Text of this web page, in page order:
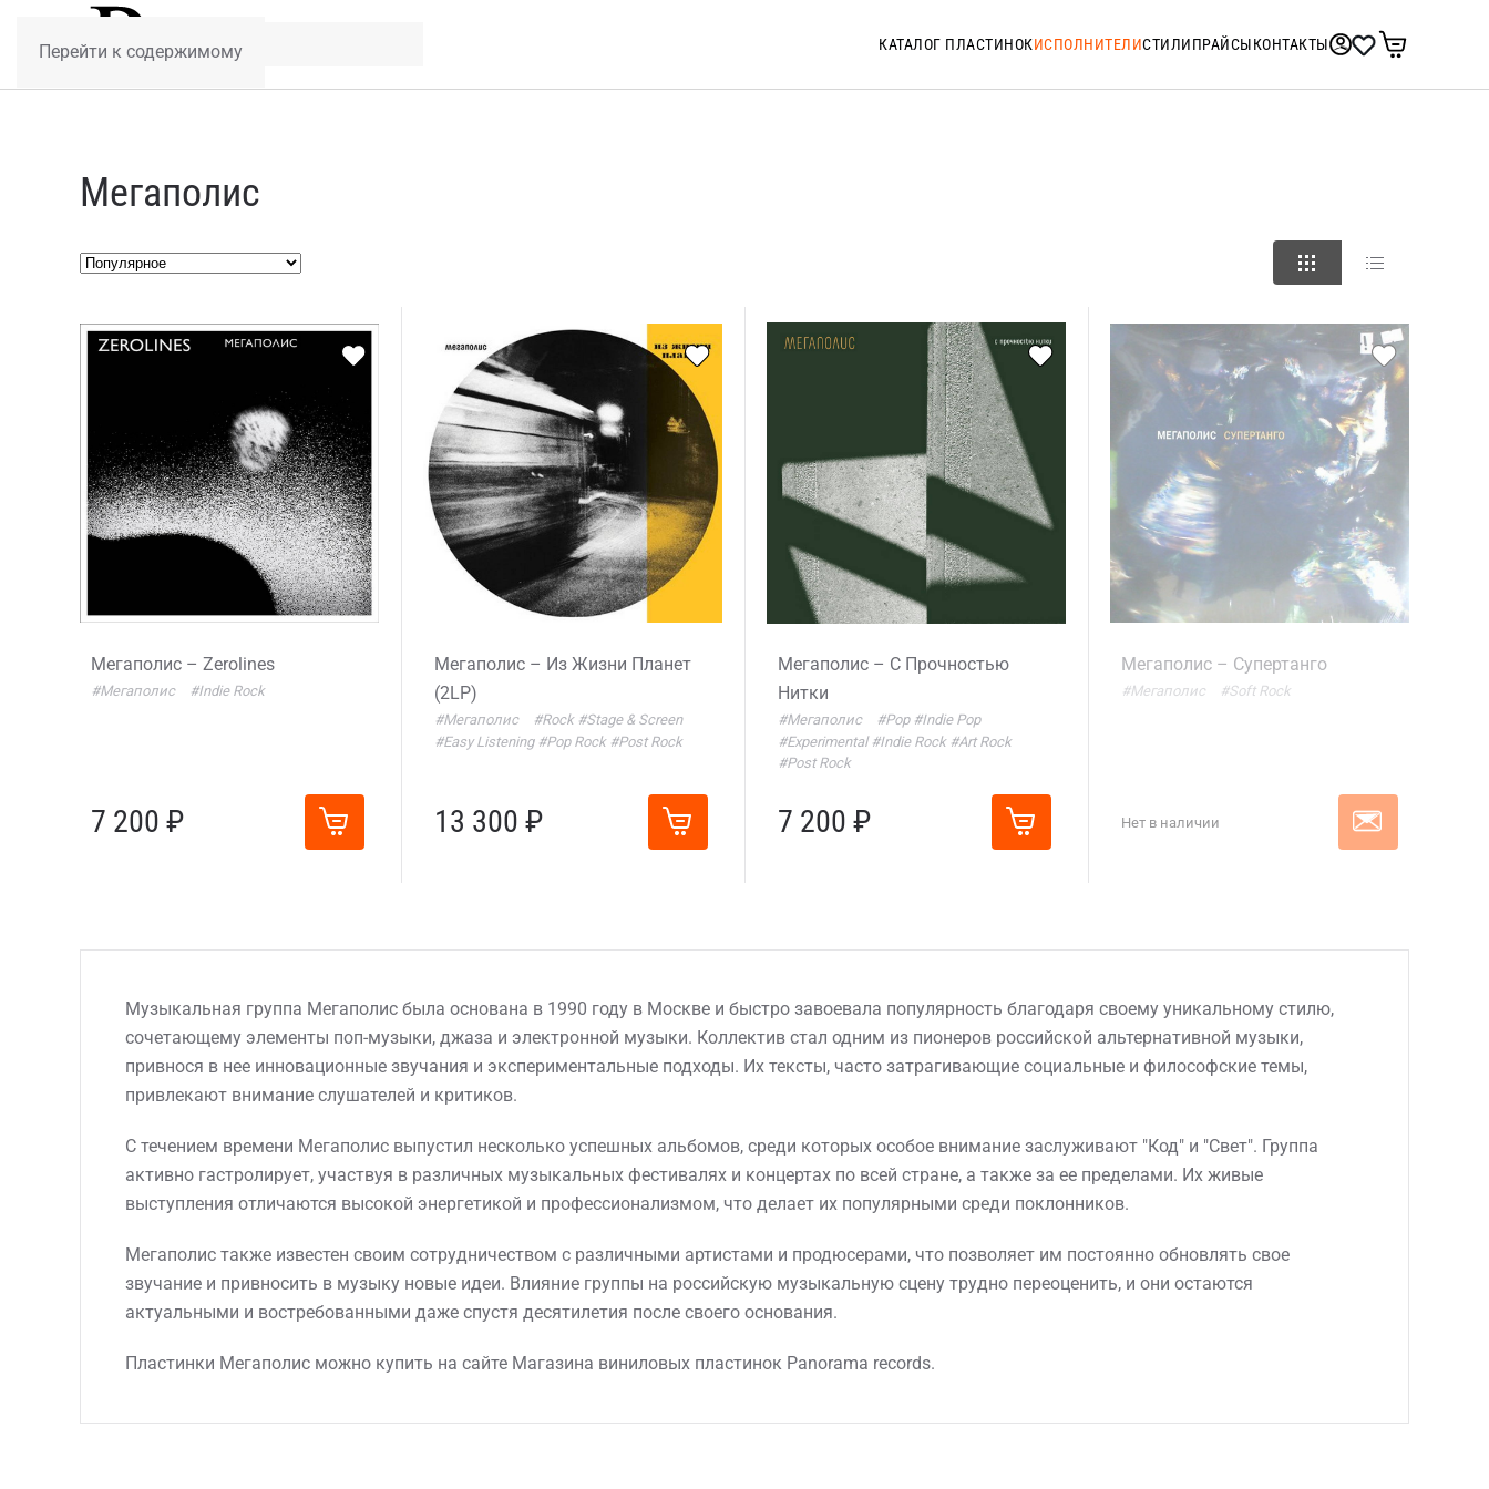
Перейти к содержимому КАТАЛОГ ПЛАСТИНОКИСПОЛНИТЕЛИСТИЛИПРАЙСЫКОНТАКТЫ
Мегаполис
Мегаполис – Zerolines
#Мегаполис #Indie Rock
7 200 ₽
Мегаполис – Из Жизни Планет
(2LP)
#Мегаполис #Rock #Stage & Screen
#Easy Listening #Pop Rock #Post Rock
13 300 ₽
Мегаполис – С Прочностью
Нитки
#Мегаполис #Pop #Indie Pop
#Experimental #Indie Rock #Art Rock
#Post Rock
7 200 ₽
Мегаполис – Супертанго
#Мегаполис #Soft Rock
Нет в наличии
Музыкальная группа Мегаполис была основана в 1990 году в Москве и быстро завоевала популярность благодаря своему уникальному стилю,
сочетающему элементы поп-музыки, джаза и электронной музыки. Коллектив стал одним из пионеров российской альтернативной музыки,
привнося в нее инновационные звучания и экспериментальные подходы. Их тексты, часто затрагивающие социальные и философские темы,
привлекают внимание слушателей и критиков.
С течением времени Мегаполис выпустил несколько успешных альбомов, среди которых особое внимание заслуживают "Код" и "Свет". Группа
активно гастролирует, участвуя в различных музыкальных фестивалях и концертах по всей стране, а также за ее пределами. Их живые
выступления отличаются высокой энергетикой и профессионализмом, что делает их популярными среди поклонников.
Мегаполис также известен своим сотрудничеством с различными артистами и продюсерами, что позволяет им постоянно обновлять свое
звучание и привносить в музыку новые идеи. Влияние группы на российскую музыкальную сцену трудно переоценить, и они остаются
актуальными и востребованными даже спустя десятилетия после своего основания.
Пластинки Мегаполис можно купить на сайте Магазина виниловых пластинок Panorama records.